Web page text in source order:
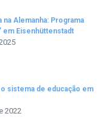
na Alemanha: Programa
em Eisenhüttenstadt
sistema de educação em
2022